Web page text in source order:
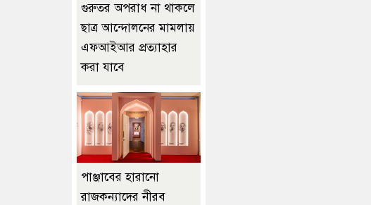
গুরুতর অপরাধ না থাকলে
ছাত্র আন্দোলনের মামলায়
এফআইআর প্রত্যাহার
করা যাবে
পাঞ্জাবের হারানো
রাজকন্যাদের নীরব